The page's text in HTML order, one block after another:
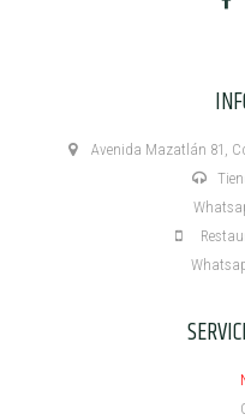
Avenida Mazatlán 81,